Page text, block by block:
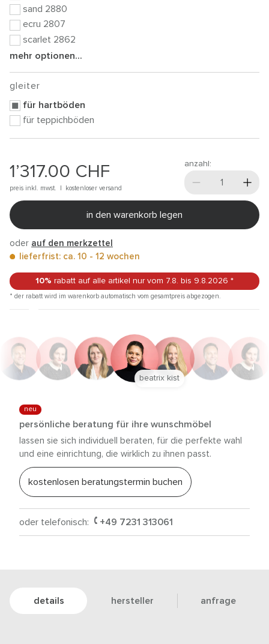
sand 2880
ecru 2807
scarlet 2862
mehr optionen...
gleiter
für hartböden
für teppichböden
1’317.00 CHF
preis inkl. mwst. | kostenloser versand
anzahl:
in den warenkorb legen
oder auf den merkzettel
lieferfrist: ca. 10 - 12 wochen
10% rabatt auf alle artikel nur vom 7.8. bis 9.8.2026 *
* der rabatt wird im warenkorb automatisch vom gesamtpreis abgezogen.
neu
persönliche beratung für ihre wunschmöbel
lassen sie sich individuell beraten, für die perfekte wahl
und eine einrichtung, die wirklich zu ihnen passt.
kostenlosen beratungstermin buchen
oder telefonisch: +49 7231 313061
beatrix kist
details hersteller anfrage